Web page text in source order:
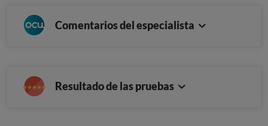
Comentarios del especialista
Resultado de las pruebas